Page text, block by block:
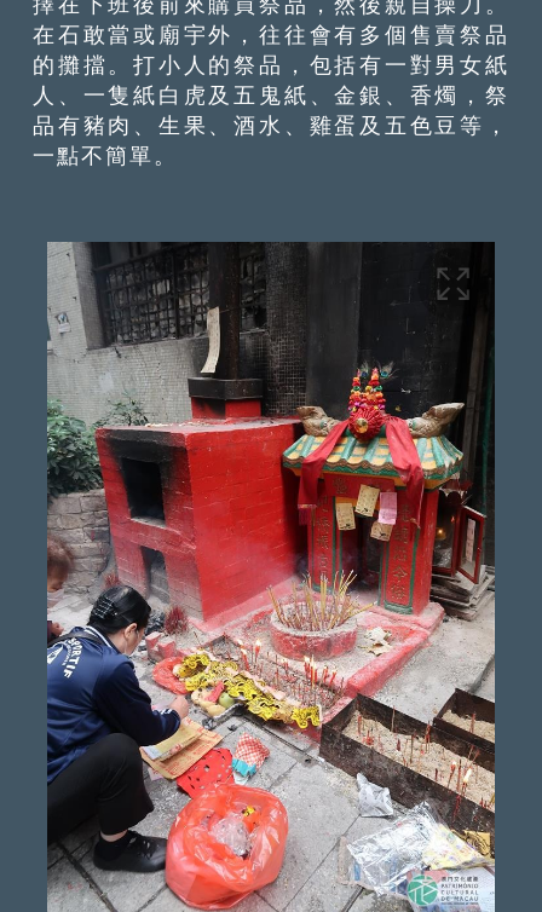
在石敢當或廟宇外，往往會有多個售賣祭品
的攤擋。打小人的祭品，包括有一對男女紙
人、一隻紙白虎及五鬼紙、金銀、香燭，祭
品有豬肉、生果、酒水、雞蛋及五色豆等，
一點不簡單。